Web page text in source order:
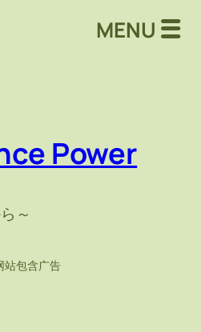
Power
～
站包含广告
MENU